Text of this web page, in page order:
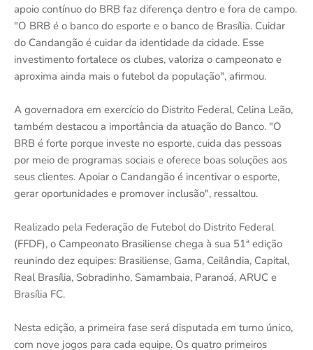
apoio contínuo do BRB faz diferença dentro e fora de campo.
"O BRB é o banco do esporte e o banco de Brasília. Cuidar
do Candangão é cuidar da identidade da cidade. Esse
investimento fortalece os clubes, valoriza o campeonato e
aproxima ainda mais o futebol da população", afirmou.
A governadora em exercício do Distrito Federal, Celina Leão,
também destacou a importância da atuação do Banco. "O
BRB é forte porque investe no esporte, cuida das pessoas
por meio de programas sociais e oferece boas soluções aos
seus clientes. Apoiar o Candangão é incentivar o esporte,
gerar oportunidades e promover inclusão", ressaltou.
Realizado pela Federação de Futebol do Distrito Federal
(FFDF), o Campeonato Brasiliense chega à sua 51ª edição
reunindo dez equipes: Brasiliense, Gama, Ceilândia, Capital,
Real Brasília, Sobradinho, Samambaia, Paranoá, ARUC e
Brasília FC.
Nesta edição, a primeira fase será disputada em turno único,
com nove jogos para cada equipe. Os quatro primeiros